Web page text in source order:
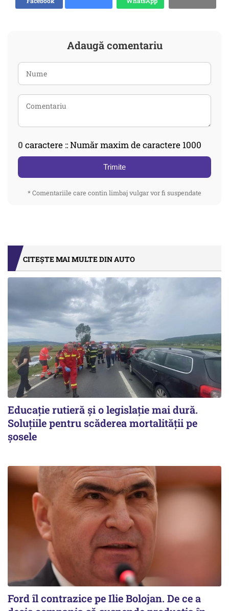
Adaugă comentariu
0 caractere :: Număr maxim de caractere 1000
Trimite
* Comentariile care contin limbaj vulgar vor fi suspendate
CITEȘTE MAI MULTE DIN AUTO
Educație rutieră și o legislație mai dură.
Soluțiile pentru scăderea mortalității pe
şosele
Ford îl contrazice pe Ilie Bolojan. De ce a